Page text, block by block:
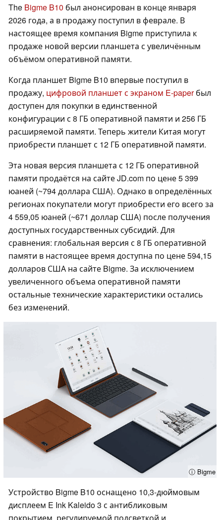
The Bigme B10 был анонсирован в конце января
2026 года, а в продажу поступил в феврале. В
настоящее время компания Bigme приступила к
продаже новой версии планшета с увеличённым
объёмом оперативной памяти.
Когда планшет Bigme B10 впервые поступил в
продажу, цифровой планшет с экраном E-paperбыл
доступен для покупки в единственной
конфигурации с 8 ГБ оперативной памяти и 256 ГБ
расширяемой памяти. Теперь жители Китая могут
приобрести планшет с 12 ГБ оперативной памяти.
Эта новая версия планшета с 12 ГБ оперативной
памяти продаётся на сайте JD.com по цене 5 399
юаней (~794 доллара США). Однако в определённых
регионах покупатели могут приобрести его всего за
4 559,05 юаней (~671 доллар США) после получения
доступных государственных субсидий. Для
сравнения: глобальная версия с 8 ГБ оперативной
памяти в настоящее время доступна по цене 594,15
долларов США на сайте Bigme. За исключением
увеличенного объема оперативной памяти
остальные технические характеристики остались
без изменений.
ⓘ Bigme
Устройство Bigme B10 оснащено 10,3-дюймовым
дисплеем E Ink Kaleido 3 с антибликовым
покрытием, регулируемой подсветкой и